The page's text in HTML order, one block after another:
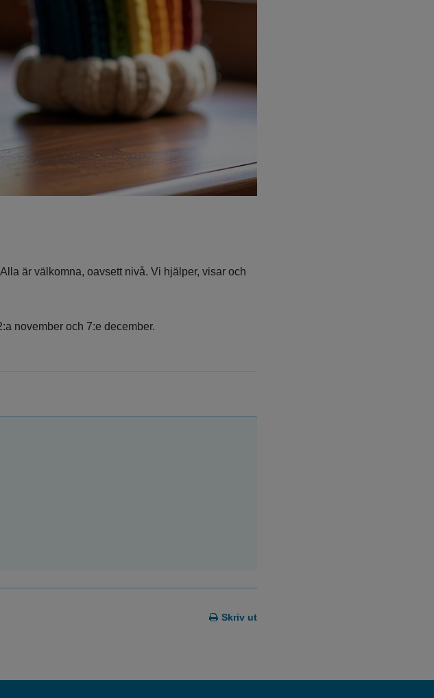
är välkomna, oavsett nivå. Vi hjälper, visar och
november och 7:e december.
Skriv ut